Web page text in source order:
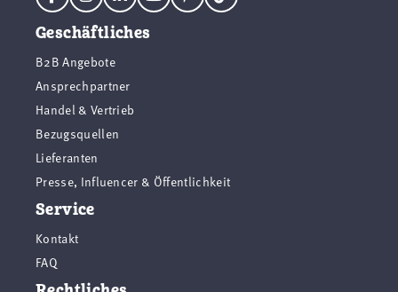
Geschäftliches
B2B Angebote
Ansprechpartner
Handel & Vertrieb
Bezugsquellen
Lieferanten
Presse, Influencer & Öffentlichkeit
Service
Kontakt
FAQ